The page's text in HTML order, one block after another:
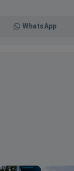
WhatsApp